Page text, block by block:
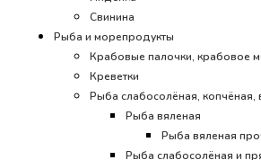
Свинина
Рыба и морепродукты
Крабовые палочки, крабовое
Креветки
Рыба слабосолёная, копчёная,
Рыба вяленая
Рыба вяленая
Рыба слабосолёная и